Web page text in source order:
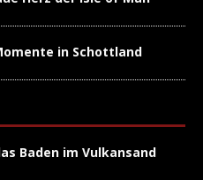
in Schottland
Baden im Vulkansand